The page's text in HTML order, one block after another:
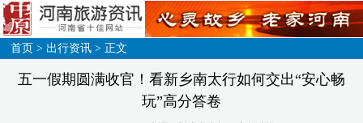
首页 >出行资讯 > 正文
五一假期圆满收官！看新乡南太行如何交出“安心畅
玩”高分答卷